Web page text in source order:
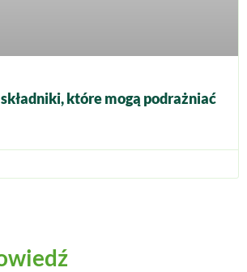
które mogą podrażniać